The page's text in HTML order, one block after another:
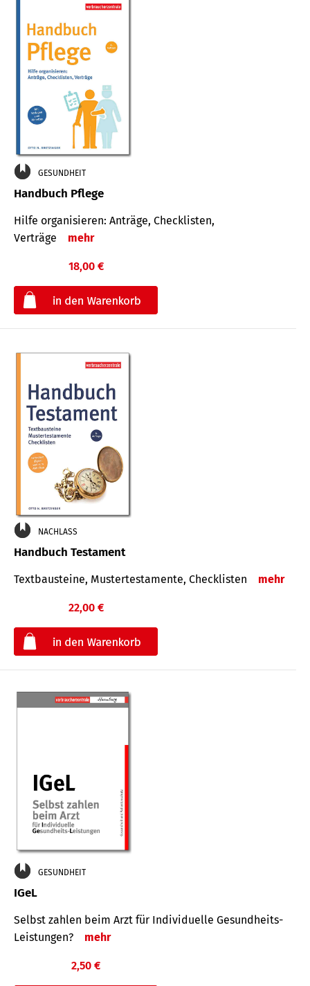
GESUNDHEIT
Handbuch Pflege
Hilfe organisieren: Anträge, Checklisten,
Verträge
mehr
18,00 €
NACHLASS
Handbuch Testament
Textbausteine, Mustertestamente, Checklisten mehr
22,00 €
GESUNDHEIT
IGeL
Selbst zahlen beim Arzt für Indi­vidu­elle Gesund­heits-
Leis­tungen?
mehr
2,50 €